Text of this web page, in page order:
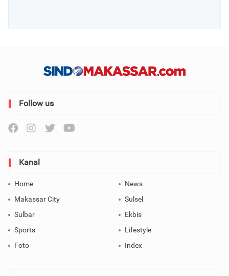
Follow us
Kanal
Home
News
Makassar City
Sulsel
Sulbar
Ekbis
Sports
Lifestyle
Foto
Index